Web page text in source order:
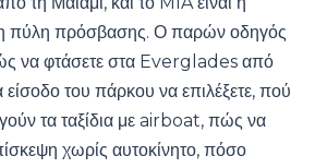
πύλη πρόσβασης. Ο παρών οδηγός
να φτάσετε στα Everglades από
είσοδο του πάρκου να επιλέξετε, πού
τα ταξίδια με airboat, πώς να
χωρίς αυτοκίνητο, πόσο